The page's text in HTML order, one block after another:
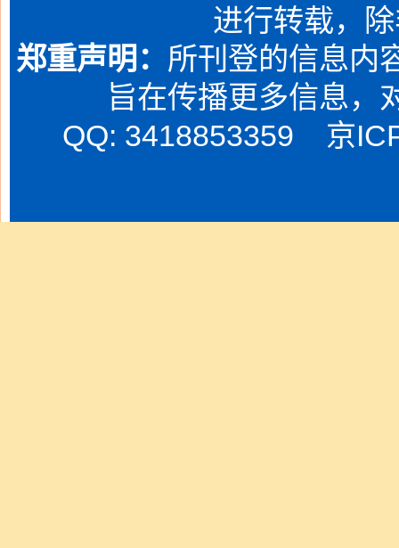
进行转载，
郑重声明： 所刊登的信息内
旨在传播更多信息，
QQ: 3418853359 京